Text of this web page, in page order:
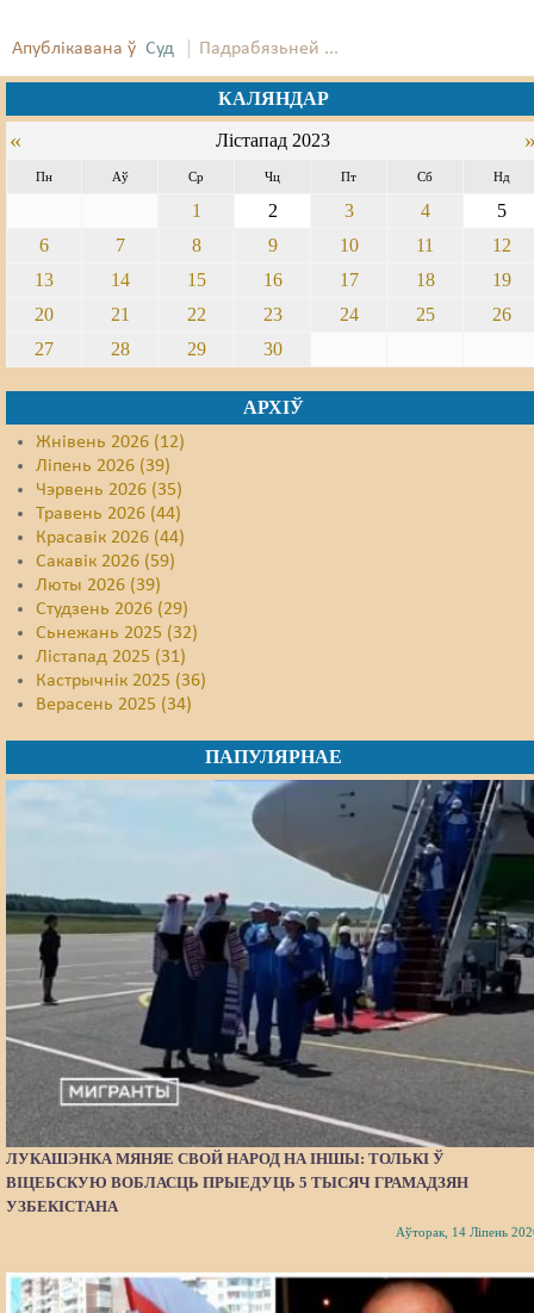
Апублікавана ў Суд Падрабязьней ...
КАЛЯНДАР
« Лістапад 2023
Пн Аў Ср Чц Пт Сб Нд
1 2 3 4
5
6
7 8 9 10 11
12
13
14 15 16 17 18
19
20
21 22 23 24 25
26
27
28 29 30
АРХІЎ
Жнівень 2026 (12)
Ліпень 2026 (39)
Чэрвень 2026 (35)
Травень 2026 (44)
Красавік 2026 (44)
Сакавік 2026 (59)
Люты 2026 (39)
Студзень 2026 (29)
Сьнежань 2025 (32)
Лістапад 2025 (31)
Кастрычнік 2025 (36)
Верасень 2025 (34)
ПАПУЛЯРНАЕ
ЛУКАШЭНКА МЯНЯЕ СВОЙ НАРОД НА ІНШЫ: ТОЛЬКІ Ў
ВІЦЕБСКУЮ ВОБЛАСЦЬ ПРЫЕДУЦЬ 5 ТЫСЯЧ ГРАМАДЗЯН
УЗБЕКІСТАНА
Аўторак, 14 Ліпень